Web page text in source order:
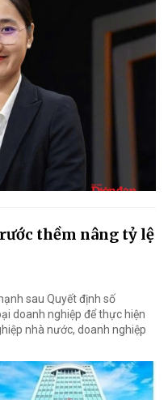
thềm nâng tỷ lệ
sau Quyết định số
doanh nghiệp để thực hiện
nhà nước, doanh nghiệp